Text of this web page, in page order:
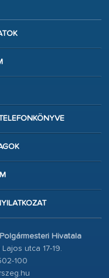
Hivatala
utca 17-19.
100